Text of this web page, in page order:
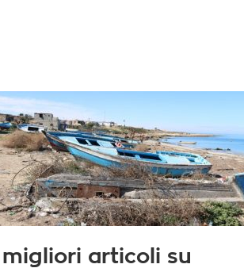
migliori articoli su